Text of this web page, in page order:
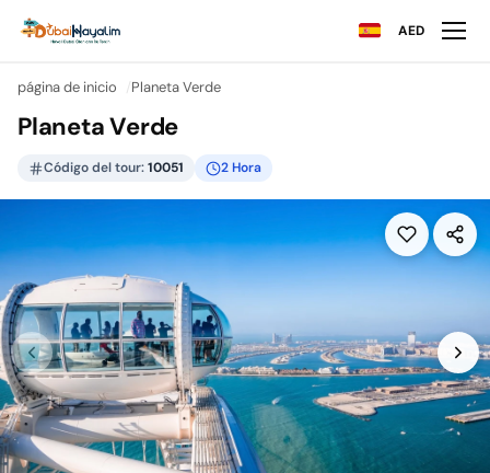
AED
página de inicio Planeta Verde
Planeta Verde
Código del tour:10051 2 Hora